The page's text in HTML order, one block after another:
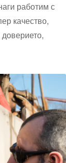
работим с
качество,